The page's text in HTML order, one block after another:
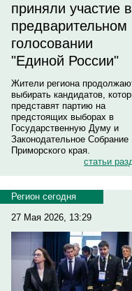
приняли участие в
предварительном
голосовании
"Единой России"
Жители региона
выбирать кандидатов,
представят партию на
предстоящих выборах в
Государственную Думу и
Законодательное Собрание
Приморского края.
статьи
Регион сегодня
27 Мая 2026, 13:29